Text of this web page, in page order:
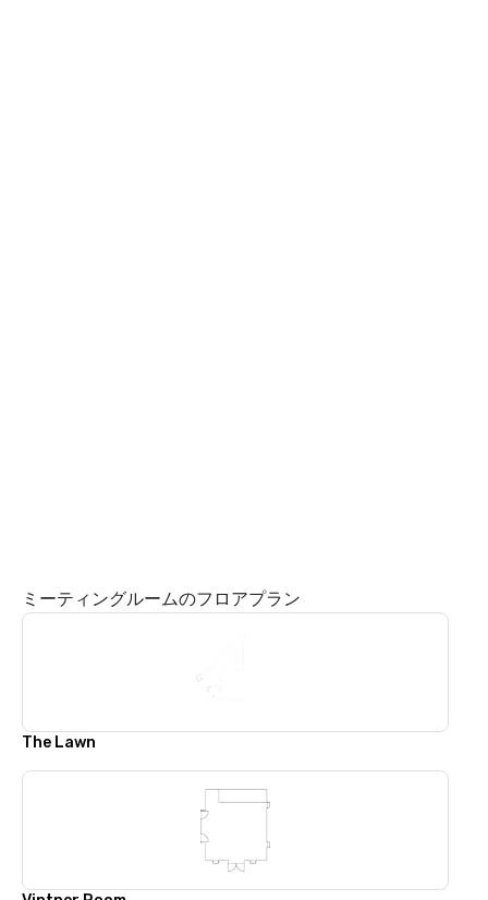
ミーティングルームのフロアプラン
The Lawn